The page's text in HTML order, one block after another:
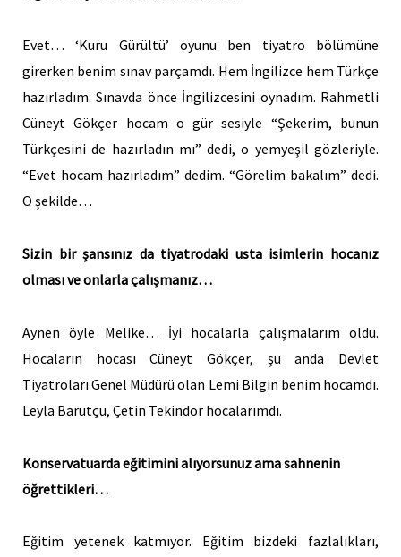
Evet… ‘Kuru Gürültü’ oyunu ben tiyatro bölümüne
girerken benim sınav parçamdı. Hem İngilizce hem Türkçe
hazırladım. Sınavda önce İngilizcesini oynadım. Rahmetli
Cüneyt Gökçer hocam o gür sesiyle “Şekerim, bunun
Türkçesini de hazırladın mı” dedi, o yemyeşil gözleriyle.
“Evet hocam hazırladım” dedim. “Görelim bakalım” dedi.
O şekilde…
Sizin bir şansınız da tiyatrodaki usta isimlerin hocanız
olması ve onlarla çalışmanız…
Aynen öyle Melike… İyi hocalarla çalışmalarım oldu.
Hocaların hocası Cüneyt Gökçer, şu anda Devlet
Tiyatroları Genel Müdürü olan Lemi Bilgin benim hocamdı.
Leyla Barutçu, Çetin Tekindor hocalarımdı.
Konservatuarda eğitimini alıyorsunuz ama sahnenin
öğrettikleri…
Eğitim yetenek katmıyor. Eğitim bizdeki fazlalıkları,